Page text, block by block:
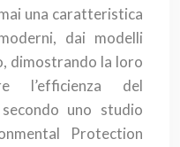
una caratteristica
dai modelli
dimostrando la loro
l’efficienza del
uno studio
Protection